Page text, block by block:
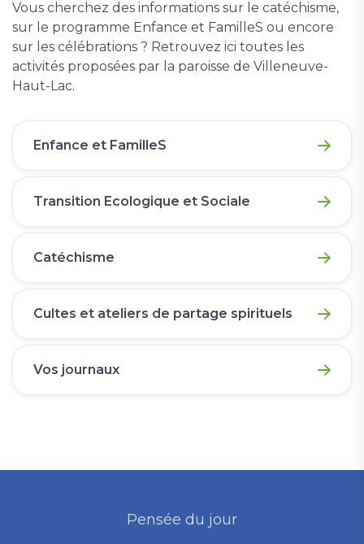
Vous cherchez des informations sur le catéchisme,
sur le programme Enfance et FamilleS ou encore
sur les célébrations ? Retrouvez ici toutes les
activités proposées par la paroisse de Villeneuve-
Haut-Lac.
Enfance et FamilleS
Transition Ecologique et Sociale
Catéchisme
Cultes et ateliers de partage spirituels
Vos journaux
Pensée du jour